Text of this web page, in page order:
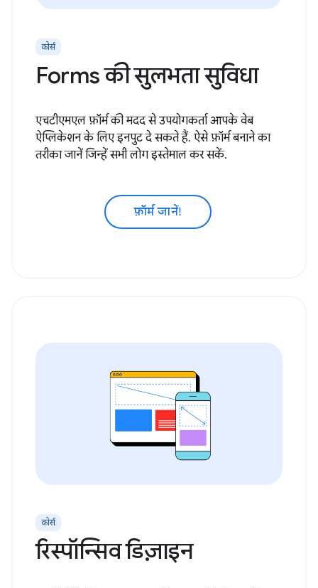
कोर्स
Forms की सुलभता सुविधा
एचटीएमएल फ़ॉर्म की मदद से उपयोगकर्ता आपके वेब
ऐप्लिकेशन के लिए इनपुट दे सकते हैं. ऐसे फ़ॉर्म बनाने का
तरीका जानें जिन्हें सभी लोग इस्तेमाल कर सकें.
फ़ॉर्म जानें!
कोर्स
रिस्पॉन्सिव डिज़ाइन